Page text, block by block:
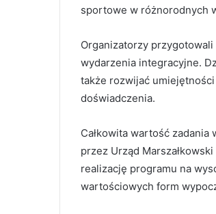
sportowe w różnorodnych
Organizatorzy
wydarzenia integracyjne.
także rozwijać
doświadczenia.
Całkowita wartość zadania
przez Urząd
realizację programu na
wartościowych form